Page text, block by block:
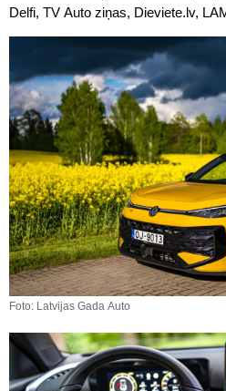
Delfi, TV Auto ziņas, Dieviete.lv,
Foto: Latvijas Gada Auto